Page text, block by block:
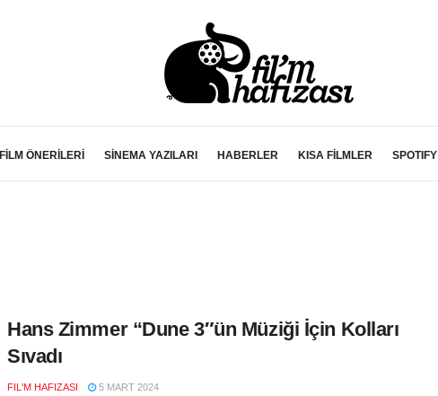
FİLM ÖNERİLERİ SİNEMA YAZILARI HABERLER KISA FİLMLER SPOTIFY
Hans Zimmer “Dune 3″ün Müziği İçin Kolları
Sıvadı
FIL'M HAFIZASI 5 MART 2024